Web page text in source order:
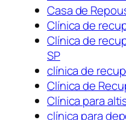
Casa de
Clínica de
Clínica de
SP
clínica de
Clínica de
Clínica para
clínica para